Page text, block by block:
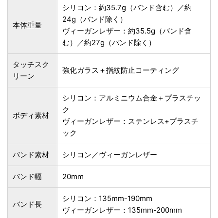
本体重量
シリコン：約35.7g（バンド含む）／約
24g（バンド除く）
ヴィーガンレザー：約35.5g（バンド含
む）／約27g（バンド除く）
タッチスク
リーン
強化ガラス＋指紋防止コーティング
ボディ素材
シリコン：アルミニウム合金＋プラスチッ
ク
ヴィーガンレザー：ステンレス+プラスチ
ック
バンド素材 シリコン／ヴィーガンレザー
バンド幅 20mm
バンド長
シリコン：135mm-190mm
ヴィーガンレザー：135mm-200mm